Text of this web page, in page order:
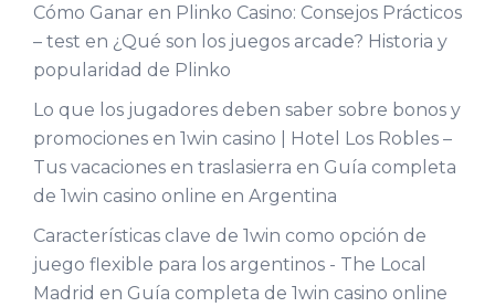
Cómo Ganar en Plinko Casino: Consejos Prácticos
– test en ¿Qué son los juegos arcade? Historia y
popularidad de Plinko
Lo que los jugadores deben saber sobre bonos y
promociones en 1win casino | Hotel Los Robles –
Tus vacaciones en traslasierra en Guía completa
de 1win casino online en Argentina
Características clave de 1win como opción de
juego flexible para los argentinos - The Local
Madrid en Guía completa de 1win casino online